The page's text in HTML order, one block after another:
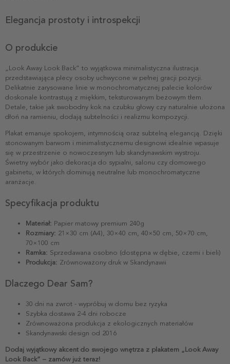
Elegancja prostoty i introspekcji
O produkcie
„Look Away Look Back” to wyjątkowa minimalistyczna ilustracja
przedstawiająca plecy osoby uchwycone w pełnej gracji pozycji.
Delikatnie zarysowane linie w monochromatycznej palecie kolorów
doskonale kontrastują z miękkim, teksturowanym beżowym tłem.
Detale, takie jak swobodny kok na czubku głowy czy naturalnie ułożona
dłoń na ramieniu, dodają subtelności i realizmu kompozycji.
Plakat emanuje spokojem, intymnością oraz subtelną elegancją. Dzięki
stonowanym barwom i minimalistycznemu designowi idealnie wpasuje
się w przestrzenie o nowoczesnym lub skandynawskim wystroju.
Świetny wybór jako dekoracja do sypialni, salonu czy domowego
gabinetu, w których dominują neutralne lub monochromatyczne
aranżacje.
Specyfikacja produktu
Materiał: Papier matowy premium 240g
Rozmiary: 21×30 cm (A4), 30×40 cm, 40×50 cm, 50×70 cm,
70×100 cm
Ramka: Sprzedawana osobno (dostępna w dębie, czerni i bieli)
Produkcja: Zrównoważony druk w Skandynawii
Dlaczego Dear Sam?
30 dni na zwrot - wypróbuj w domu bez ryzyka
Szybka dostawa 2-4 dni robocze
Zrównoważona produkcja z ekologicznych materiałów
Skandynawski design od 2016
Dodaj wyjątkowy akcent do swojego wnętrza z plakatem „Look Away
Look Back” – zamów już teraz!